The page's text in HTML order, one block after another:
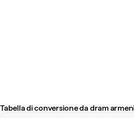
Tabella di conversione da dram